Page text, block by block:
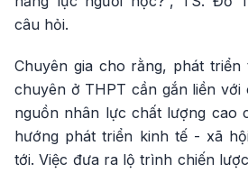
câu hỏi.
Chuyên gia cho rằng, phát
chuyên ở THPT cần gắn liền
nguồn nhân lực chất lượng cao
hướng phát triển kinh tế - xã
tới. Việc đưa ra lộ trình chiến